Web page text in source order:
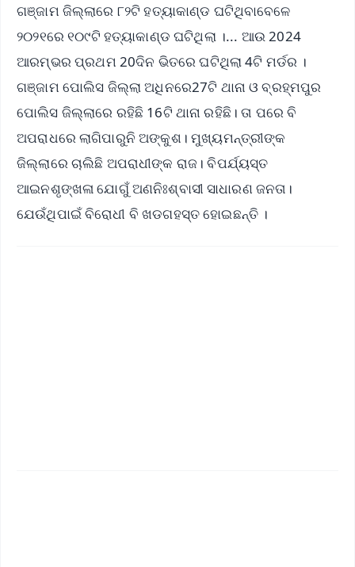
ଗଞ୍ଜାମ ଜିଲ୍ଲାରେ ୮୨ଟି ହତ୍ୟାକାଣ୍ଡ ଘଟିଥିବାବେଳେ
୨୦୨୧ରେ ୧୦୯ଟି ହତ୍ୟାକାଣ୍ଡ ଘଟିଥିଲା ।... ଆଉ 2024
ଆରମ୍ଭର ପ୍ରଥମ 20ଦିନ ଭିତରେ ଘଟିଥିଲା 4ଟି ମର୍ଡର ।
ଗଞ୍ଜାମ ପୋଲିସ ଜିଲ୍ଲା ଅଧିନରେ27ଟି ଥାନା ଓ ବ୍ରହ୍ମପୁର
ପୋଲିସ ଜିଲ୍ଲାରେ ରହିଛି 16ଟି ଥାନା ରହିଛି। ତା ପରେ ବି
ଅପରାଧରେ ଲାଗିପାରୁନି ଅଙ୍କୁଶ। ମୁଖ୍ୟମନ୍ତ୍ରୀଙ୍କ
ଜିଲ୍ଲାରେ ଚାଲିଛି ଅପରାଧୀଙ୍କ ରାଜ। ବିପର୍ଯ୍ୟସ୍ତ
ଆଇନଶୃଙ୍ଖଳା ଯୋଗୁଁ ଅଣନିଃଶ୍ବାସୀ ସାଧାରଣ ଜନତା।
ଯେଉଁଥିପାଇଁ ବିରୋଧୀ ବି ଖଡଗହସ୍ତ ହୋଇଛନ୍ତି ।